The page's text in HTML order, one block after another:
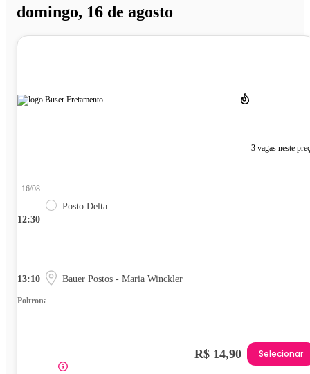
domingo, 16 de agosto
3 vagas neste
12:30
16/08
Posto Delta
13:10 Bauer Postos - Maria Winckler
Poltrona
R$ 14,90 Selecionar